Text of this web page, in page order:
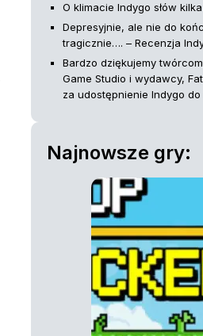
O klimacie Indygo słów kilka
Depresyjnie, ale nie do
tragicznie…. – Recenzja
Bardzo dziękujemy
Game Studio i wydawcy,
za udostępnienie Indygo
Najnowsze gry: